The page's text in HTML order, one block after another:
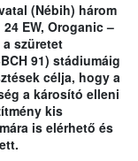
(Nébih) három
EW, Oroganic –
szüretet
91) stádiumáig
célja, hogy a
a károsító elleni
kis
is elérhető és